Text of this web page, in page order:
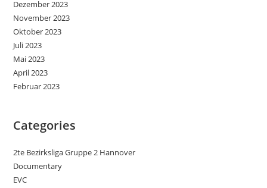
Dezember 2023
November 2023
Oktober 2023
Juli 2023
Mai 2023
April 2023
Februar 2023
Categories
2te Bezirksliga Gruppe 2 Hannover
Documentary
EVC